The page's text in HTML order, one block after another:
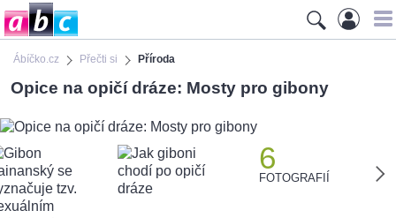
Ábíčko.cz Přečti si Příroda
Opice na opičí dráze: Mosty pro gibony
6
FOTOGRAFIÍ